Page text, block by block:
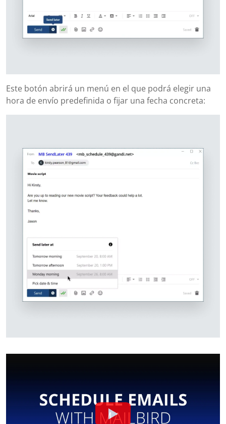
Este botón abrirá un menú en el que podrá elegir una
hora de envío predefinida o fijar una fecha concreta: